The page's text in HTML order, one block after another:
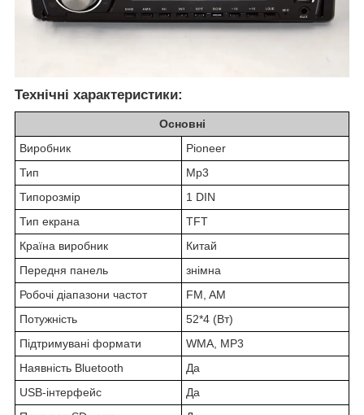
Технічні характеристики:
Основні
Виробник
Pioneer
Тип
Mp3
Типорозмір
1 DIN
Тип екрана
TFT
Країна виробник
Китай
Передня панель
знімна
Робочі діапазони частот
FM, AM
Потужність
52*4 (Вт)
Підтримувані формати
WMA, MP3
Наявність Bluetooth
Да
USB-інтерфейс
Да